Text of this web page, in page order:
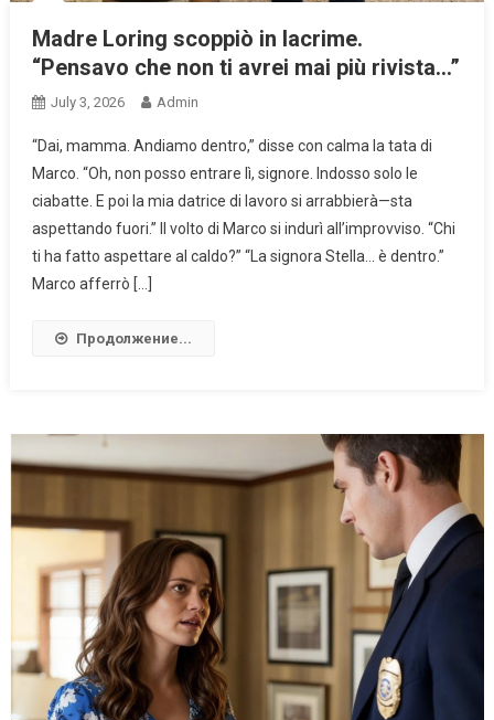
Madre Loring scoppiò in lacrime.
“Pensavo che non ti avrei mai più rivista…”
July 3, 2026 Admin
“Dai, mamma. Andiamo dentro,” disse con calma la tata di
Marco. “Oh, non posso entrare lì, signore. Indosso solo le
ciabatte. E poi la mia datrice di lavoro si arrabbierà—sta
aspettando fuori.” Il volto di Marco si indurì all’improvviso. “Chi
ti ha fatto aspettare al caldo?” “La signora Stella… è dentro.”
Marco afferrò […]
Продолжение...